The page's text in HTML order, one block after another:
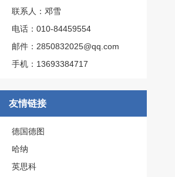
联系人：邓雪
电话：010-84459554
邮件：2850832025@qq.com
手机：13693384717
友情链接
德国德图
哈纳
英思科